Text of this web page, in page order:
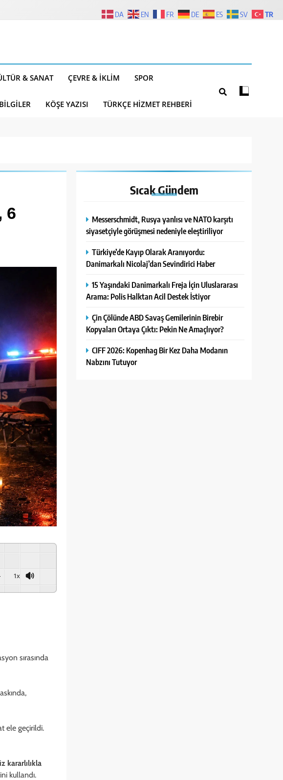
& SANAT ÇEVRE & İKLIM SPOR
KÖŞE YAZISI TÜRKÇE HIZMET REHBERI
6
1x
sırasında
ele geçirildi.
kararlılıkla
kullandı.
SıcakGündem
Messerschmidt, Rusya yanlısı ve NATO karşıtı
siyasetçiyle görüşmesi nedeniyle eleştiriliyor
Türkiye’de Kayıp Olarak Aranıyordu:
Danimarkalı Nicolaj’dan Sevindirici Haber
15 Yaşındaki Danimarkalı Freja İçin Uluslararası
Arama: Polis Halktan Acil Destek İstiyor
Çin Çölünde ABD Savaş Gemilerinin Birebir
Kopyaları Ortaya Çıktı: Pekin Ne Amaçlıyor?
CIFF 2026: Kopenhag Bir Kez Daha Modanın
Nabzını Tutuyor
DA EN FR DE ES SV TR